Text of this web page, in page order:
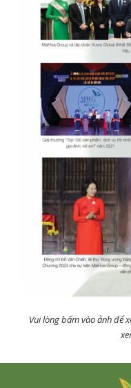
Vui lòng bấm vào ảnh để